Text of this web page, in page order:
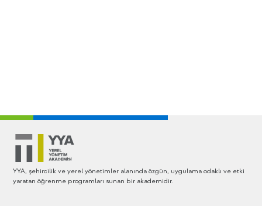
YYA, şehircilik ve yerel yönetimler alanında özgün, uygulama odaklı ve etki
yaratan öğrenme programları sunan bir akademidir.